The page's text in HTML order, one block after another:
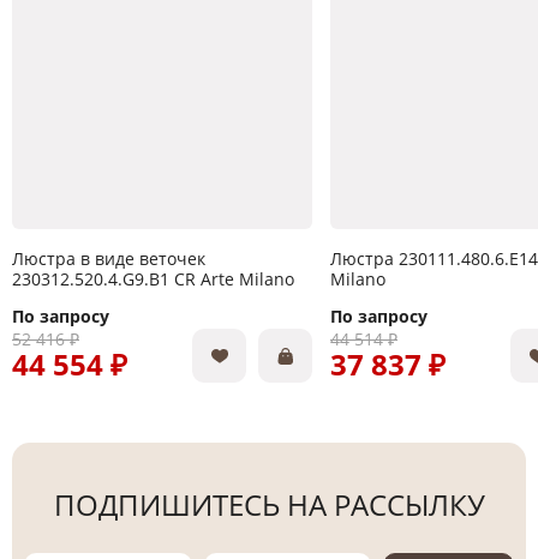
Люстра в виде веточек
230312.520.4.G9.B1 CR Arte Milano
По запросу
52 416 ₽
44 554 ₽
Люстра
Milano
По запросу
44 514 ₽
37 837 ₽
ПОДПИШИТЕСЬ НА РАССЫЛКУ